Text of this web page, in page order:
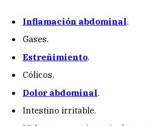
Inflamación abdominal.
Gases.
Estreñimiento.
Cólicos.
Dolor abdominal.
Intestino irritable.